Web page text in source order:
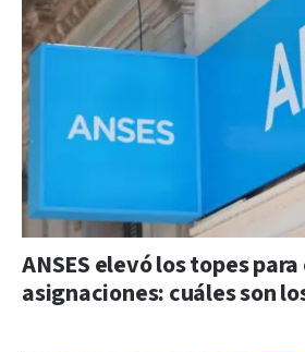
ANSES elevó los topes
asignaciones: cuáles son